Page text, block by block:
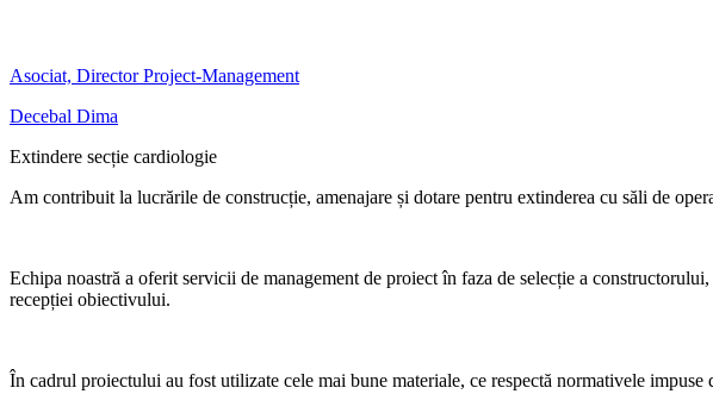
Asociat, Director Project-Management
Decebal Dima
Extindere secție cardiologie
Am contribuit la lucrările de construcție, amenajare și dotare pentru extinderea cu săli de
Echipa noastră a oferit servicii de management de proiect în faza de selecție a
recepției obiectivului.
În cadrul proiectului au fost utilizate cele mai bune materiale, ce respectă normativele